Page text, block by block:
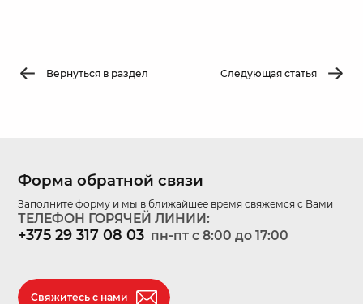
Вернуться в раздел Следующая статья
Форма обратной связи
Заполните форму и мы в ближайшее время свяжемся с Вами
ТЕЛЕФОН ГОРЯЧЕЙ ЛИНИИ:
+375 29 317 08 03 пн-пт c 8:00 до 17:00
Свяжитесь с нами